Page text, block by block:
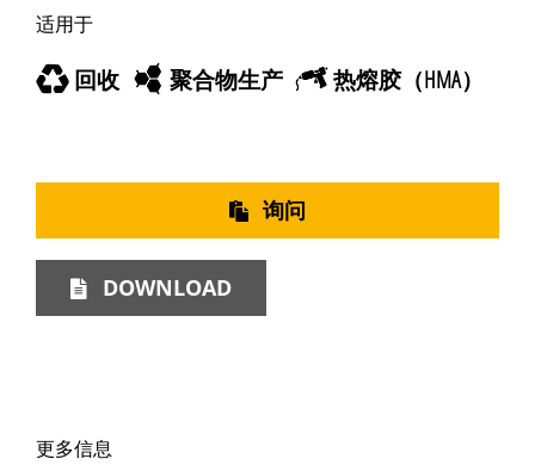
适用于
回收 聚合物生产 热熔胶（HMA）
询问
DOWNLOAD
更多信息